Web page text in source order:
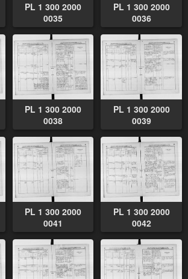
PL 1 300 2000
0035
PL 1 300 2000
0036
PL 1 300 2000
0038
PL 1 300 2000
0039
PL 1 300 2000
0041
PL 1 300 2000
0042